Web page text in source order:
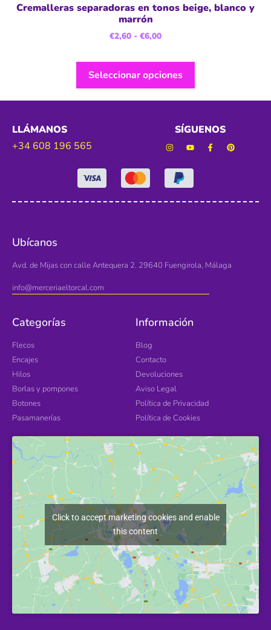
Cremalleras separadoras en tonos beige, blanco y
marrón
€2,60 - €6,00
Seleccionar opciones
LLÁMANOS
+34 608 196 565
SÍGUENOS
Ubícanos
Avd. de Mijas con calle Antequera 2. 29640 Fuengirola, Málaga
info@merceriaeltorcal.com
Categorías
Flecos
Encajes
Hilos
Borlas y pompones
Botones
Pasamanerías
Información
Blog
Contacto
Devoluciones
Aviso Legal
Política de Privacidad
Política de Cookies
Click to accept marketing cookies and enable
this content